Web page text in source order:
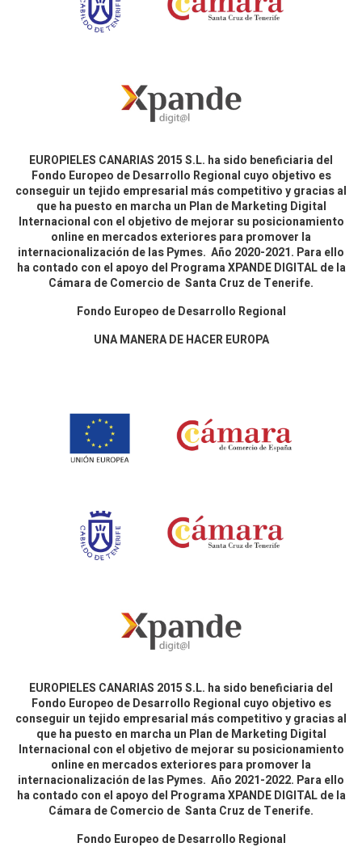
EUROPIELES CANARIAS 2015 S.L. ha sido beneficiaria del
Fondo Europeo de Desarrollo Regional cuyo objetivo es
conseguir un tejido empresarial más competitivo y gracias al
que ha puesto en marcha un Plan de Marketing Digital
Internacional con el objetivo de mejorar su posicionamiento
online en mercados exteriores para promover la
internacionalización de las Pymes. Año 2020-2021. Para ello
ha contado con el apoyo del Programa XPANDE DIGITAL de la
Cámara de Comercio de Santa Cruz de Tenerife.
Fondo Europeo de Desarrollo Regional
UNA MANERA DE HACER EUROPA
EUROPIELES CANARIAS 2015 S.L. ha sido beneficiaria del
Fondo Europeo de Desarrollo Regional cuyo objetivo es
conseguir un tejido empresarial más competitivo y gracias al
que ha puesto en marcha un Plan de Marketing Digital
Internacional con el objetivo de mejorar su posicionamiento
online en mercados exteriores para promover la
internacionalización de las Pymes. Año 2021-2022. Para ello
ha contado con el apoyo del Programa XPANDE DIGITAL de la
Cámara de Comercio de Santa Cruz de Tenerife.
Fondo Europeo de Desarrollo Regional